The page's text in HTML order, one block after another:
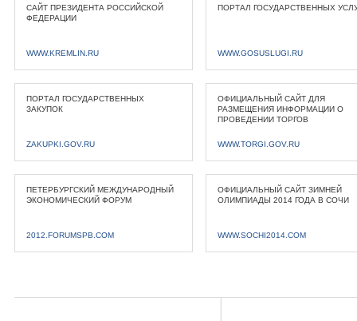
САЙТ ПРЕЗИДЕНТА РОССИЙСКОЙ
ФЕДЕРАЦИИ
WWW.KREMLIN.RU
ПОРТАЛ ГОСУДАРСТВЕННЫХ
WWW.GOSUSLUGI.RU
ПОРТАЛ ГОСУДАРСТВЕННЫХ
ЗАКУПОК
ZAKUPKI.GOV.RU
ОФИЦИАЛЬНЫЙ САЙТ ДЛЯ
РАЗМЕЩЕНИЯ ИНФОРМАЦИИ О
ПРОВЕДЕНИИ ТОРГОВ
WWW.TORGI.GOV.RU
ПЕТЕРБУРГСКИЙ МЕЖДУНАРОДНЫЙ
ЭКОНОМИЧЕСКИЙ ФОРУМ
2012.FORUMSPB.COM
ОФИЦИАЛЬНЫЙ САЙТ ЗИМНЕЙ
ОЛИМПИАДЫ 2014 ГОДА В СОЧИ
WWW.SOCHI2014.COM